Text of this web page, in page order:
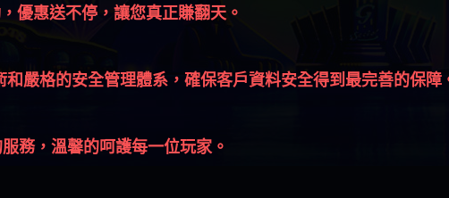
優惠送不停，讓您真正賺翻天。
嚴格的安全管理體系，確保客戶資料安全得到最完善的保障
務，溫馨的呵護每一位玩家。